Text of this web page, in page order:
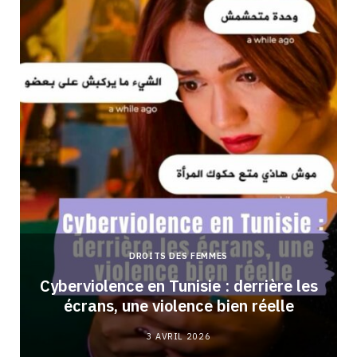
DROITS DES FEMMES
Cyberviolence en Tunisie : derrière les
écrans, une violence bien réelle
3 AVRIL 2026